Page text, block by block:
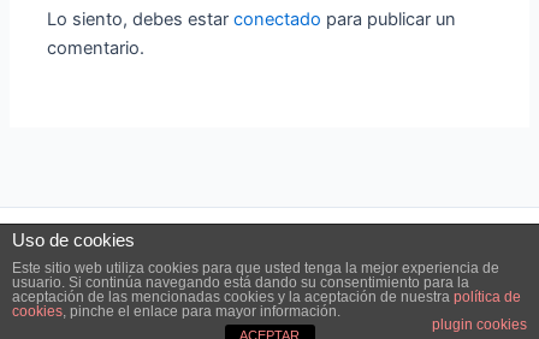
Lo siento, debes estarconectado para publicar un
comentario.
Uso de cookies
Este sitio web utiliza cookies para que usted tenga la mejor experiencia de
usuario. Si continúa navegando está dando su consentimiento para la
aceptación de las mencionadas cookies y la aceptación de nuestra política de
cookies, pinche el enlace para mayor información.
plugin cookies
ACEPTAR